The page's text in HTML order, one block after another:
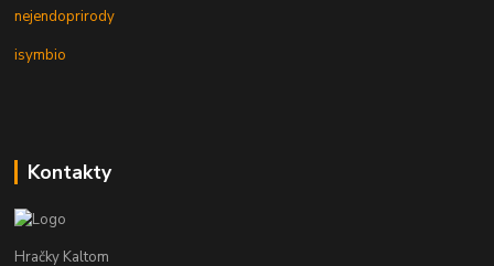
nejendoprirody
isymbio
Kontakty
Hračky Kaltom